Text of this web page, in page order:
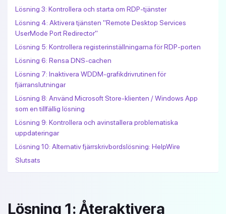
Lösning 3: Kontrollera och starta om RDP-tjänster
Lösning 4: Aktivera tjänsten "Remote Desktop Services
UserMode Port Redirector"
Lösning 5: Kontrollera registerinställningarna för RDP-porten
Lösning 6: Rensa DNS-cachen
Lösning 7: Inaktivera WDDM-grafikdrivrutinen för
fjärranslutningar
Lösning 8: Använd Microsoft Store-klienten / Windows App
som en tillfällig lösning
Lösning 9: Kontrollera och avinstallera problematiska
uppdateringar
Lösning 10: Alternativ fjärrskrivbordslösning: HelpWire
Slutsats
Lösning 1: Återaktivera